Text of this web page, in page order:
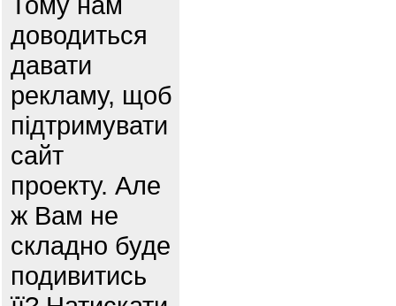
доводиться
давати
рекламу, щоб
підтримувати
сайт
проекту. Але
ж Вам не
складно буде
подивитись